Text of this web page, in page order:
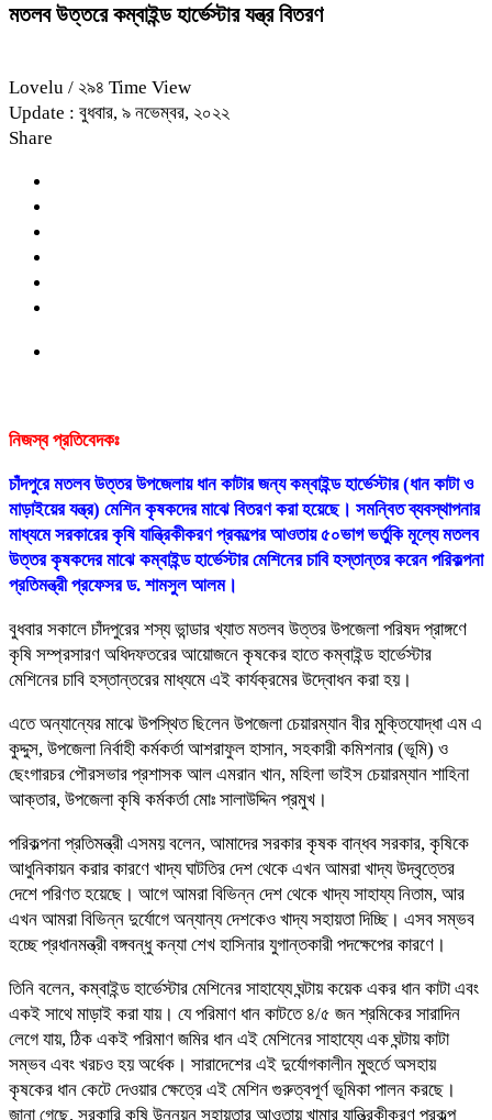
মতলব উত্তরে কম্বাইন্ড হার্ভেস্টার যন্ত্র বিতরণ
Lovelu / ২৯৪ Time View
Update : বুধবার, ৯ নভেম্বর, ২০২২
Share
নিজস্ব প্রতিবেদকঃ
চাঁদপুরে মতলব উত্তর উপজেলায় ধান কাটার জন্য কম্বাইন্ড হার্ভেস্টার (ধান কাটা ও
মাড়াইয়ের যন্ত্র) মেশিন কৃষকদের মাঝে বিতরণ করা হয়েছে। সমন্বিত ব্যবস্থাপনার
মাধ্যমে সরকারের কৃষি যান্ত্রিকীকরণ প্রকল্পের আওতায় ৫০ভাগ ভর্তুকি মূল্যে মতলব
উত্তর কৃষকদের মাঝে কম্বাইন্ড হার্ভেস্টার মেশিনের চাবি হস্তান্তর করেন পরিকল্পনা
প্রতিমন্ত্রী প্রফেসর ড. শামসুল আলম।
বুধবার সকালে চাঁদপুরের শস্য ভান্ডার খ্যাত মতলব উত্তর উপজেলা পরিষদ প্রাঙ্গণে
কৃষি সম্প্রসারণ অধিদফতরের আয়োজনে কৃষকের হাতে কম্বাইন্ড হার্ভেস্টার
মেশিনের চাবি হস্তান্তরের মাধ্যমে এই কার্যক্রমের উদ্বোধন করা হয়।
এতে অন্যান্যের মাঝে উপস্থিত ছিলেন উপজেলা চেয়ারম্যান বীর মুক্তিযোদ্ধা এম এ
কুদ্দুস, উপজেলা নির্বাহী কর্মকর্তা আশরাফুল হাসান, সহকারী কমিশনার (ভূমি) ও
ছেংগারচর পৌরসভার প্রশাসক আল এমরান খান, মহিলা ভাইস চেয়ারম্যান শাহিনা
আক্তার, উপজেলা কৃষি কর্মকর্তা মোঃ সালাউদ্দিন প্রমুখ।
পরিকল্পনা প্রতিমন্ত্রী এসময় বলেন, আমাদের সরকার কৃষক বান্ধব সরকার, কৃষিকে
আধুনিকায়ন করার কারণে খাদ্য ঘাটতির দেশ থেকে এখন আমরা খাদ্য উদ্বৃত্তের
দেশে পরিণত হয়েছে। আগে আমরা বিভিন্ন দেশ থেকে খাদ্য সাহায্য নিতাম, আর
এখন আমরা বিভিন্ন দুর্যোগে অন্যান্য দেশকেও খাদ্য সহায়তা দিচ্ছি। এসব সম্ভব
হচ্ছে প্রধানমন্ত্রী বঙ্গবন্ধু কন্যা শেখ হাসিনার যুগান্তকারী পদক্ষেপের কারণে।
তিনি বলেন, কম্বাইন্ড হার্ভেস্টার মেশিনের সাহায্যে ঘন্টায় কয়েক একর ধান কাটা এবং
একই সাথে মাড়াই করা যায়। যে পরিমাণ ধান কাটতে ৪/৫ জন শ্রমিকের সারাদিন
লেগে যায়, ঠিক একই পরিমাণ জমির ধান এই মেশিনের সাহায্যে এক ঘন্টায় কাটা
সম্ভব এবং খরচও হয় অর্ধেক। সারাদেশের এই দুর্যোগকালীন মুহুর্তে অসহায়
কৃষকের ধান কেটে দেওয়ার ক্ষেত্রে এই মেশিন গুরুত্বপূর্ণ ভূমিকা পালন করছে।
জানা গেছে, সরকারি কৃষি উন্নয়ন সহায়তার আওতায় খামার যান্ত্রিকীকরণ প্রকল্প